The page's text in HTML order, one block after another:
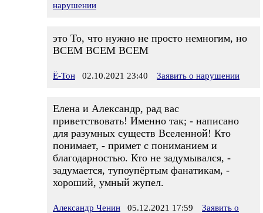
нарушении
это То, что нужно не просто немногим, но
ВСЕМ ВСЕМ ВСЕМ
Ё-Тон 02.10.2021 23:40 Заявить о нарушении
Елена и Александр, рад вас
приветствовать! Именно так; - написано
для разумных существ Вселенной! Кто
понимает, - примет с пониманием и
благодарностью. Кто не задумывался, -
задумается, тупоупёртым фанатикам, -
хороший, умный жупел.
Александр Ченин 05.12.2021 17:59
Заявить о